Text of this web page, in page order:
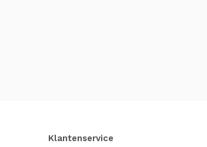
Klantenservice